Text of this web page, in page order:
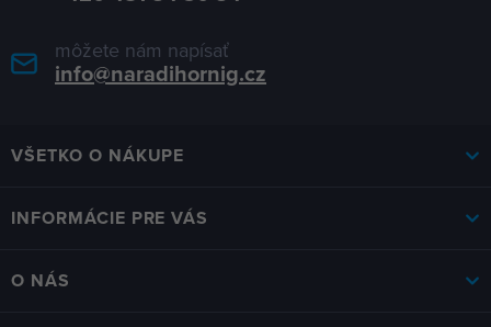
môžete nám napísať
info@naradihornig.cz
VŠETKO O NÁKUPE
INFORMÁCIE PRE VÁS
O NÁS